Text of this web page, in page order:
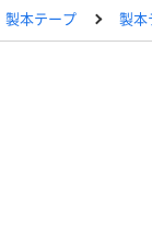
製本テープ 製本